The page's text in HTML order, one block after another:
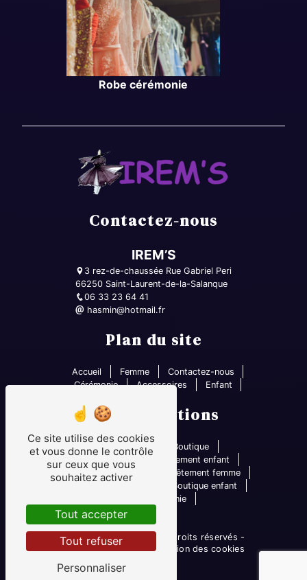
Robe cérémonie
Contactez-nous
IREM’S
3 rez-de-chaussée Rue Gabriel Peri
66250 Saint-Laurent-de-la-Salanque
06 33 23 64 41
hasmin@hotmail.fr
Plan du site
Accueil Femme
Contactez-nous
Cérémonie
Accessoires Enfant
Nos prestations
Robe mariage
Boutique
Boutique femme
Vêtement enfant
Prêt-à-porter femme
Vêtement femme
Prêt-à-porter enfant
Boutique enfant
Robe cérémonie
©Vistalid- 2026 - Tous droits réservés -
Mentions légales-Gestion des cookies
Ce site utilise des cookies
et vous donne le contrôle
sur ceux que vous
souhaitez activer
Tout accepter
Tout refuser
Personnaliser